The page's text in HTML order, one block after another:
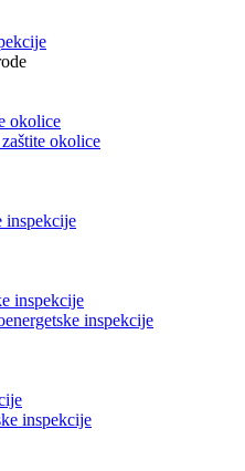
okolice
okolice
inspekcije
inspekcije
inspekcije
inspekcije